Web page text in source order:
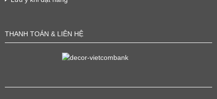
THANH TOÁN & LIÊN HỆ